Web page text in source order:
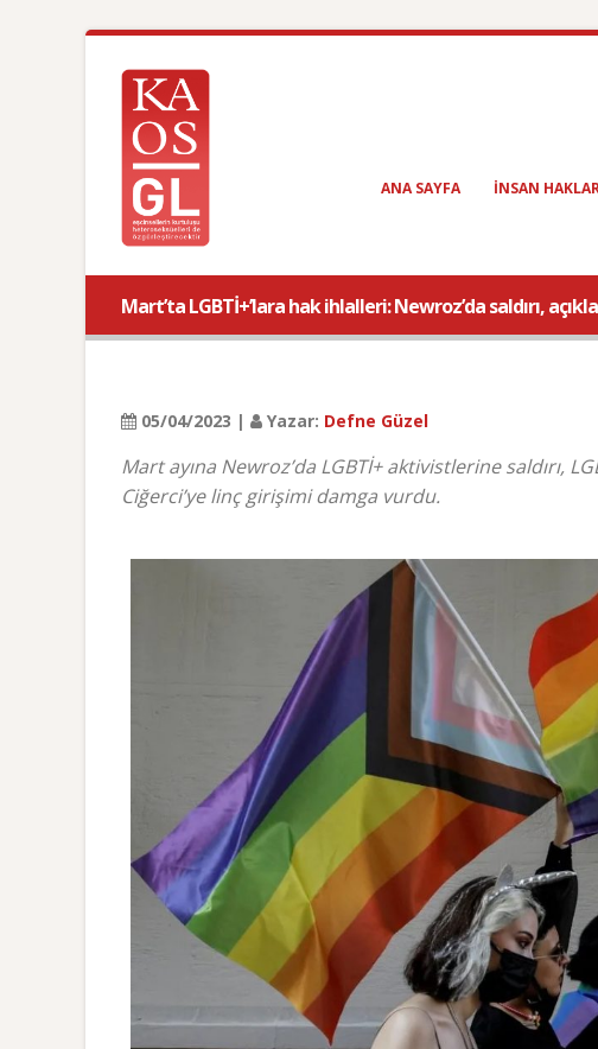
ANA SAYFA INSAN
Mart’ta LGBTİ+’lara hak ihlalleri: Newroz’da saldırı,
05/04/2023 | Yazar: Defne Güzel
Mart ayına Newroz’da LGBTİ+ aktivistlerine saldırı,
Ciğerci’ye linç girişimi damga vurdu.